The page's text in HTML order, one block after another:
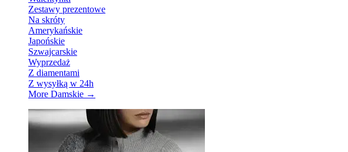
Zestawy prezentowe
Na skróty
Amerykańskie
Japońskie
Szwajcarskie
Wyprzedaż
Z diamentami
Z wysyłką w 24h
More Damskie →